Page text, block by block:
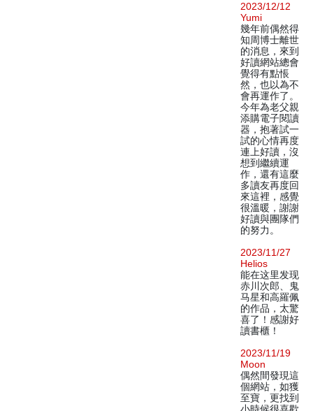
2023/12/12
Yumi
幾年前偶然得
知周博士離世
的消息，來到
好讀網站總會
覺得有點悵
然，也以為不
會再運作了。
今年為老父親
添購電子閱讀
器，抱著試一
試的心情再度
連上好讀，沒
想到繼續運
作，還有這麼
多讀友再度回
來這裡，感覺
很溫暖，謝謝
好讀與團隊們
的努力。
2023/11/27
Helios
能在这里发现
赤川次郎、鬼
马星和高羅佩
的作品，太驚
喜了！感謝好
讀書櫃！
2023/11/19
Moon
偶然間發現這
個網站，如獲
至寶，更找到